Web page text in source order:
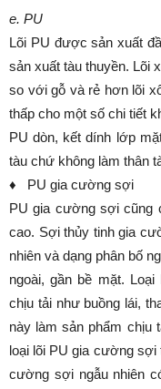
e. PU
Lõi PU được sản xuất
sản xuất tàu thuyền. Lõi
so với gỗ và rẻ hơn lõi
thấp cho một số chi tiết
PU dòn, kết dính lớp
tàu chứ không làm thân
♦ PU gia cường sợi
PU gia cường sợi cũng
cao. Sợi thủy tinh gia
nhiên và dạng phân bố
ngoài, gần bề mặt.
chịu tải như buồng lái,
này làm sản phẩm chịu
loại lõi PU gia cường sợi
cường sợi ngẫu nhiên